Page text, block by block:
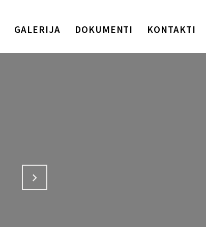
GALERIJA DOKUMENTI KONTAKTI